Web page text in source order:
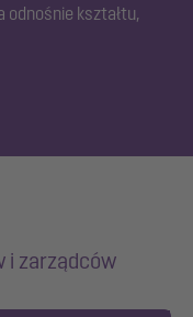
odnośnie kształtu,
i zarządców